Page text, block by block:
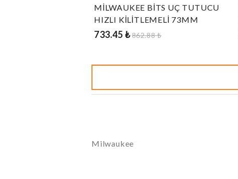
MİLWAUKEE BİTS UÇ TUTUCU
HIZLI KİLİTLEMELİ 73MM
733.45 ₺862.88 ₺
Milwaukee